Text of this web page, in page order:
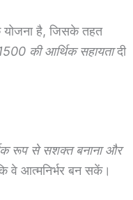
योजना है, जिसके तहत
की आर्थिक सहायतादी
रूप से सशक्त बनाना और
वे आत्मनिर्भर बन सकें।